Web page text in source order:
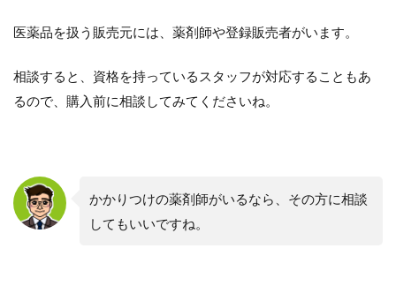
医薬品を扱う販売元には、薬剤師や登録販売者がいます。
相談すると、資格を持っているスタッフが対応することもあ
るので、購入前に相談してみてくださいね。
かかりつけの薬剤師がいるなら、その方に相談
してもいいですね。